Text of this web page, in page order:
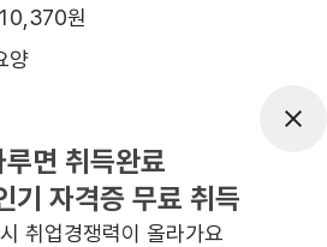
원
양
무
(근무시간) (오전) 9시 00분 ~ (정
시 00분, 주 5일 근무
루면 취득완료
기 자격증 무료 취득
취업경쟁력이 올라가요